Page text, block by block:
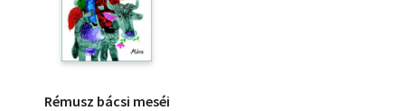
Rémusz bácsi meséi